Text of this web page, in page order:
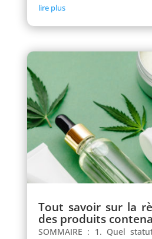
lire plus
Tout savoir sur la
des produits
SOMMAIRE : 1. Quel